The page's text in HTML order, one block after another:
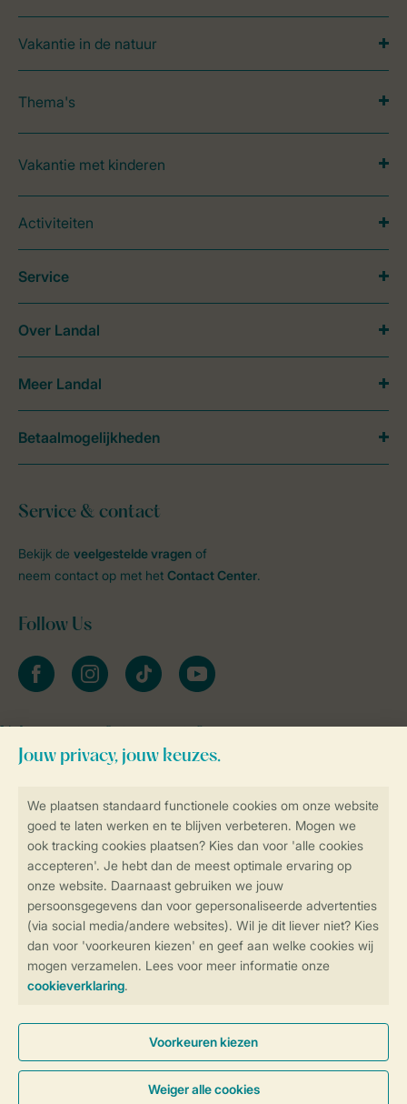
Controle over jouw gegevens &
privacy
Instellingen wijzigen
Veilig en snel online boeken
Veilige gegevensoverdracht
Veilige betaling
Vakantie in de natuur
Thema's
Vakantie met kinderen
Activiteiten
Service & contact
Bekijk de veelgestelde vragen of
neem contact op met het Contact Center.
Follow Us
facebookinstagramtiktok youtube
Service
Over Landal
Meer Landal
Betaalmogelijkheden